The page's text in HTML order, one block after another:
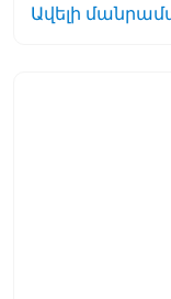
օգտագործում
Ավելի